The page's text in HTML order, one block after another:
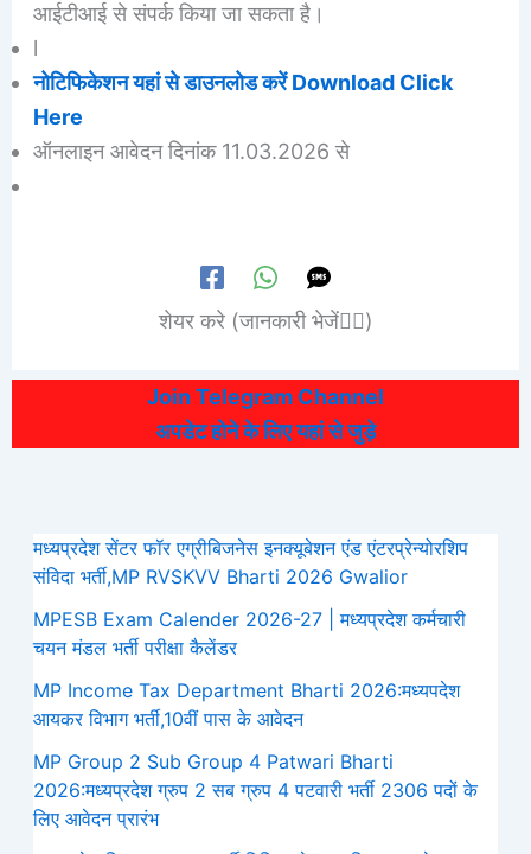
आईटीआई से संपर्क किया जा सकता है।
l
नोटिफिकेशन यहां से डाउनलोड करें Download Click
Here
ऑनलाइन आवेदन दिनांक 11.03.2026 से
शेयर करे (जानकारी भेजें👆🏻)
Join Telegram Channel
अपडेट होने के लिए यहां से जुड़े
मध्यप्रदेश सेंटर फॉर एग्रीबिजनेस इनक्यूबेशन एंड एंटरप्रेन्योरशिप
संविदा भर्ती,MP RVSKVV Bharti 2026 Gwalior
MPESB Exam Calender 2026-27 | मध्यप्रदेश कर्मचारी
चयन मंडल भर्ती परीक्षा कैलेंडर
MP Income Tax Department Bharti 2026:मध्‍यपदेश
आयकर विभाग भर्ती,10वीं पास के आवेदन
MP Group 2 Sub Group 4 Patwari Bharti
2026:मध्यप्रदेश ग्रुप 2 सब ग्रुप 4 पटवारी भर्ती 2306 पदों के
लिए आवेदन प्रारंभ